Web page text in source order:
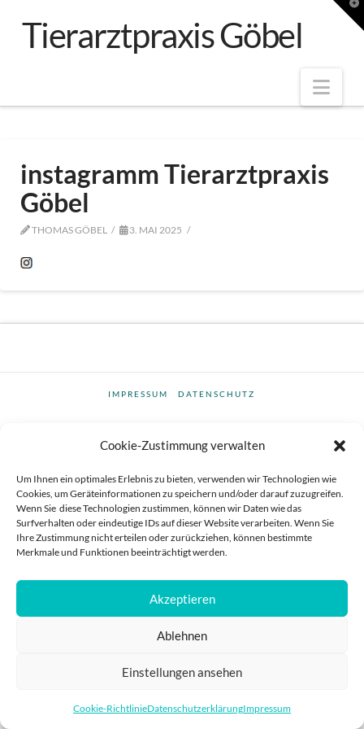
Cookie-Zustimmung verwalten
Um Ihnen ein optimales Erlebnis zu bieten, verwenden wir Technologien wie
Cookies, um Geräteinformationen zu speichern und/oder darauf zuzugreifen.
Wenn Sie diese Technologien zustimmen, können wir Daten wie das
Surfverhalten oder eindeutige IDs auf dieser Website verarbeiten. Wenn Sie
Ihre Zustimmung nicht erteilen oder zurückziehen, können bestimmte
Merkmale und Funktionen beeinträchtigt werden.
Akzeptieren
Ablehnen
Einstellungen ansehen
Cookie-RichtlinieDatenschutzerklärungImpressum
Tierarztpraxis Göbel
instagramm Tierarztpraxis
Göbel
THOMAS GÖBEL 3. MAI 2025
IMPRESSUM DATENSCHUTZ